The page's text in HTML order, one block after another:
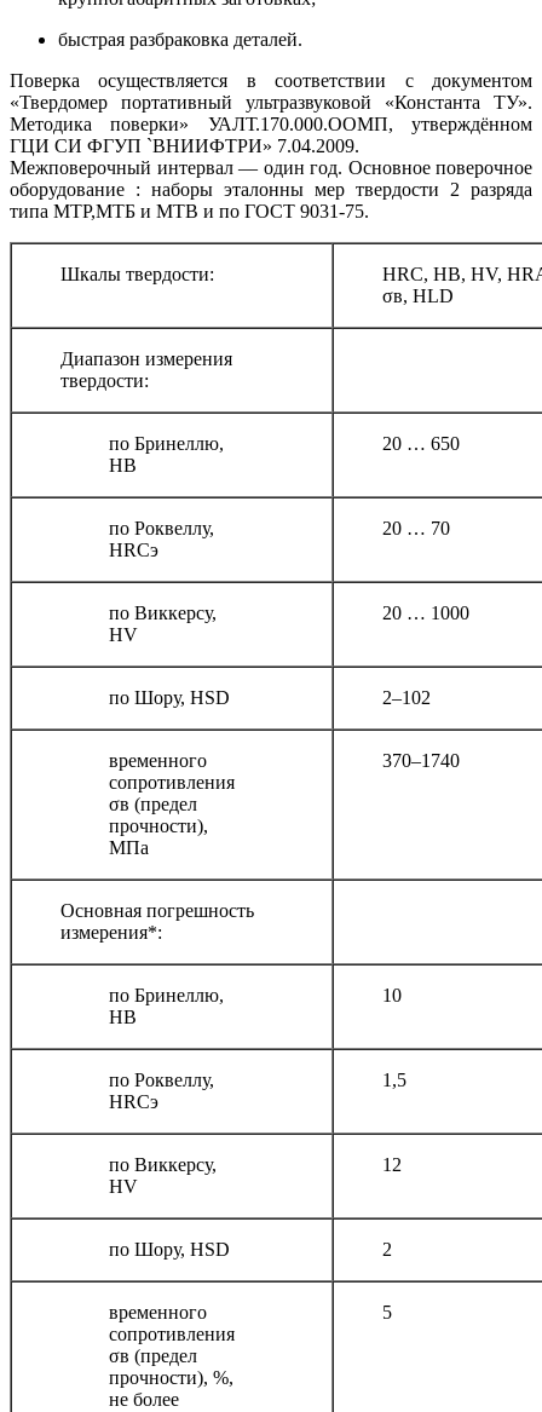
быстрая разбраковка деталей.
Поверка осуществляется в соответствии с документом
«Твердомер портативный ультразвуковой «Константа ТУ».
Методика поверки» УАЛТ.170.000.ООМП, утверждённом
ГЦИ СИ ФГУП `ВНИИФТРИ» 7.04.2009.
Межповерочный интервал — один год. Основное поверочное
оборудование : наборы эталонны мер твердости 2 разряда
типа МТР,МТБ и МТВ и по ГОСТ 9031-75.
Шкалы твердости:
HRC, HB, HV,
σв, HLD
Диапазон измерения
твердости:
по Бринеллю,
НВ
20 … 650
по Роквеллу,
НRСэ
20 … 70
по Виккерсу,
HV
20 … 1000
по Шору, HSD 2–102
временного
сопротивления
σв (предел
прочности),
МПа
370–1740
Основная погрешность
измерения*:
по Бринеллю,
НВ
10
по Роквеллу,
НRСэ
1,5
по Виккерсу,
HV
12
по Шору, HSD 2
временного
сопротивления
σв (предел
прочности), %,
не более
5